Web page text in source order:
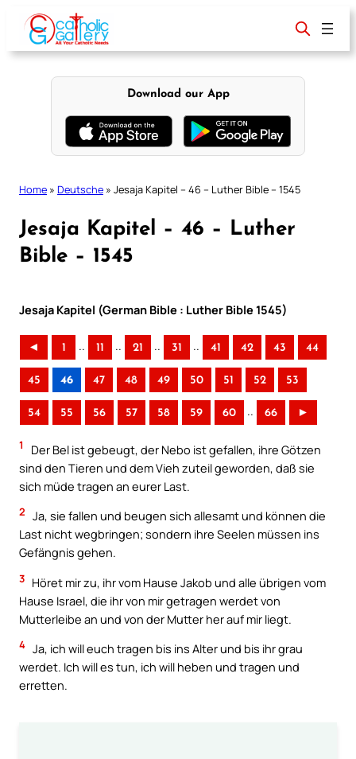
content
Download our App
Home » Deutsche » Jesaja Kapitel – 46 – Luther Bible – 1545
Jesaja Kapitel – 46 – Luther
Bible – 1545
Jesaja Kapitel (German Bible : Luther Bible 1545)
◄ 1 .. 11 .. 21 .. 31 .. 41 42 43 44
45 46 47 48 49 50 51 52 53
54 55 56 57 58 59 60 .. 66 ►
1
Der Bel ist gebeugt, der Nebo ist gefallen, ihre Götzen
sind den Tieren und dem Vieh zuteil geworden, daß sie
sich müde tragen an eurer Last.
2 Ja, sie fallen und beugen sich allesamt und können die
Last nicht wegbringen; sondern ihre Seelen müssen ins
Gefängnis gehen.
3 Höret mir zu, ihr vom Hause Jakob und alle übrigen vom
Hause Israel, die ihr von mir getragen werdet von
Mutterleibe an und von der Mutter her auf mir liegt.
4 Ja, ich will euch tragen bis ins Alter und bis ihr grau
werdet. Ich will es tun, ich will heben und tragen und
erretten.